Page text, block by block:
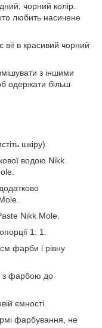
чорний колір.
любить насичене
в красивий чорний
з іншими
одержати більш
шкіру).
водою Nikk
Nikk Mole.
1: 1.
фарби і рівну
з фарбою до
ємності.
фарбування, не